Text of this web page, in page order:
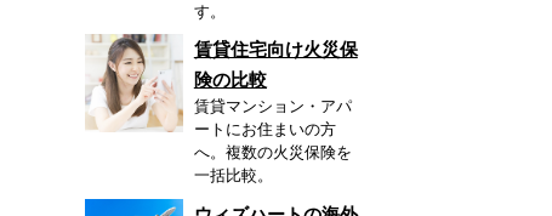
す。
賃貸住宅向け火災保
険の比較
賃貸マンション・アパ
ートにお住まいの方
へ。複数の火災保険を
一括比較。